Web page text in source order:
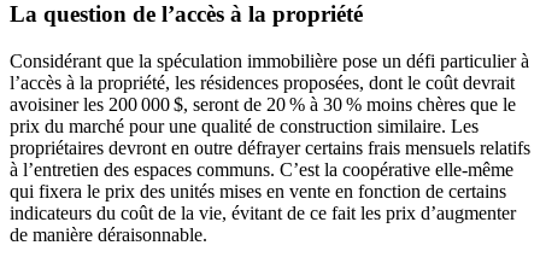
La question de l’accès à la propriété
Considérant que la spéculation immobilière pose un défi particulier à
l’accès à la propriété, les résidences proposées, dont le coût devrait
avoisiner les 200 000 $, seront de 20 % à 30 % moins chères que le
prix du marché pour une qualité de construction similaire. Les
propriétaires devront en outre défrayer certains frais mensuels relatifs
à l’entretien des espaces communs. C’est la coopérative elle-même
qui fixera le prix des unités mises en vente en fonction de certains
indicateurs du coût de la vie, évitant de ce fait les prix d’augmenter
de manière déraisonnable.